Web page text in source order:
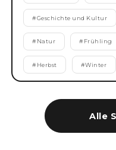
Alle
#Geschichte und Kultur
# Natur # Frühling
# Herbst #Winter